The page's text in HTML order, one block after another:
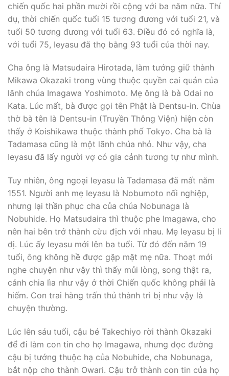
chiến quốc hai phần mười rồi cộng với ba năm nữa. Thí
dụ, thời chiến quốc tuổi 15 tương đương với tuổi 21, và
tuổi 50 tương đương với tuổi 63. Ðiều đó có nghĩa là,
với tuổi 75, Ieyasu đã thọ bằng 93 tuổi của thời nay.
Cha ông là Matsudaira Hirotada, làm tướng giữ thành
Mikawa Okazaki trong vùng thuộc quyền cai quản của
lãnh chúa Imagawa Yoshimoto. Mẹ ông là bà Odai no
Kata. Lúc mất, bà được gọi tên Phật là Dentsu-in. Chùa
thờ bà tên là Dentsu-in (Truyền Thông Viện) hiện còn
thấy ở Koishikawa thuộc thành phố Tokyo. Cha bà là
Tadamasa cũng là một lãnh chúa nhỏ. Như vậy, cha
Ieyasu đã lấy người vợ có gia cảnh tương tự như mình.
Tuy nhiên, ông ngoại Ieyasu là Tadamasa đã mất năm
1551. Người anh mẹ Ieyasu là Nobumoto nối nghiệp,
nhưng lại thần phục cha của chúa Nobunaga là
Nobuhide. Họ Matsudaira thì thuộc phe Imagawa, cho
nên hai bên trở thành cừu địch với nhau. Mẹ Ieyasu bị li
dị. Lúc ấy Ieyasu mới lên ba tuổi. Từ đó đến năm 19
tuổi, ông không hề được gặp mặt mẹ nữa. Thoạt mới
nghe chuyện như vậy thì thấy mủi lòng, song thật ra,
cảnh chia lìa như vậy ở thời Chiến quốc không phải là
hiếm. Con trai hàng trấn thủ thành trì bị như vậy là
chuyện thường.
Lúc lên sáu tuổi, cậu bé Takechiyo rời thành Okazaki
để đi làm con tin cho họ Imagawa, nhưng dọc đường
cậu bị tướng thuộc hạ của Nobuhide, cha Nobunaga,
bắt nộp cho thành Owari. Cậu trở thành con tin của họ